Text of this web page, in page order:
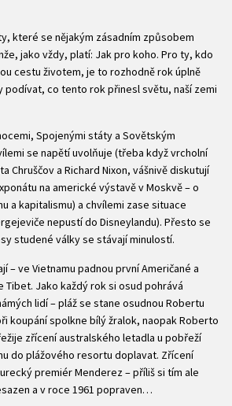
které se nějakým zásadním způsobem
jako vždy, platí: Jak pro koho. Pro ty, kdo
cestu životem, je to rozhodně rok úplně
podívat, co tento rok přinesl světu, naší zemi
Spojenými státy a Sovětským
se napětí uvolňuje (třeba když vrcholní
Chruščov a Richard Nixon, vášnivě diskutují
na americké výstavě v Moskvě – o
a kapitalismu) a chvílemi zase situace
nepustí do Disneylandu). Přesto se
studené války se stávají minulostí.
– ve Vietnamu padnou první Američané a
Tibet. Jako každý rok si osud pohrává
lidí – pláž se stane osudnou Robertu
koupání spolkne bílý žralok, naopak Roberto
zřícení australského letadla u pobřeží
do plážového resortu doplavat. Zřícení
premiér Menderez – příliš si tím ale
a v roce 1961 popraven…